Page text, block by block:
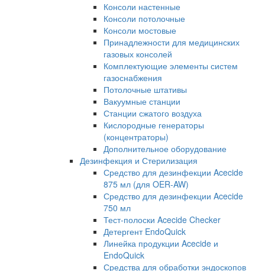
Консоли настенные
Консоли потолочные
Консоли мостовые
Принадлежности для медицинских
газовых консолей
Комплектующие элементы систем
газоснабжения
Потолочные штативы
Вакуумные станции
Станции сжатого воздуха
Кислородные генераторы
(концентраторы)
Дополнительное оборудование
Дезинфекция и Стерилизация
Средство для дезинфекции Acecide
875 мл (для OER-AW)
Средство для дезинфекции Acecide
750 мл
Тест-полоски Acecide Checker
Детергент EndoQuick
Линейка продукции Acecide и
EndoQuick
Средства для обработки эндоскопов